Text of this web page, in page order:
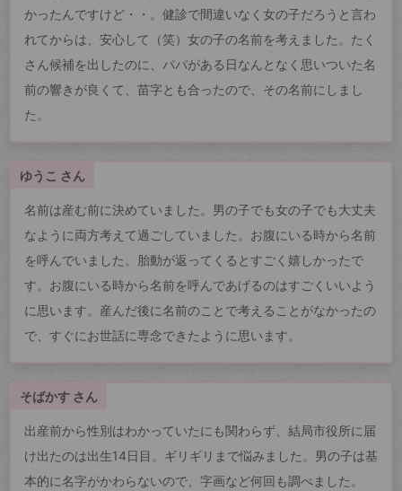
かったんですけど・・。健診で間違いなく女の子だろうと言わ
れてからは、安心して（笑）女の子の名前を考えました。たく
さん候補を出したのに、パパがある日なんとなく思いついた名
前の響きが良くて、苗字とも合ったので、その名前にしまし
た。
ゆうこ さん
名前は産む前に決めていました。男の子でも女の子でも大丈夫
なように両方考えて過ごしていました。お腹にいる時から名前
を呼んでいました。胎動が返ってくるとすごく嬉しかったで
す。お腹にいる時から名前を呼んであげるのはすごくいいよう
に思います。産んだ後に名前のことで考えることがなかったの
で、すぐにお世話に専念できたように思います。
そばかす さん
出産前から性別はわかっていたにも関わらず、結局市役所に届
け出たのは出生14日目。ギリギリまで悩みました。男の子は基
本的に名字がかわらないので、字画など何回も調べました。